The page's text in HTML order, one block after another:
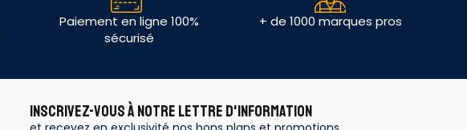
Paiement en ligne 100%
sécurisé
+ de 1000 marques pros
INSCRIVEZ-VOUS À NOTRE LETTRE D'INFORMATION